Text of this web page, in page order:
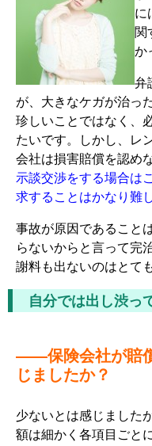
に
関
か
弁
が、大きなケガが治っ
珍しいことではなく、
たいです。しかし、レ
会社は損害賠償を認め
示談交渉をする場合は
求することはかなり難
事故が原因であること
らないからと言って完
謝料も出ないのはとて
自分では出し渋っ
――保険会社が賠
じましたか？
少ないとは感じました
額は細かく各項目ごと